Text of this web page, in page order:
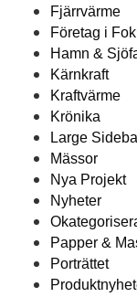
Fjärrvärme
Företag i
Hamn &
Kärnkraft
Kraftvärme
Krönika
Large
Mässor
Nya Projekt
Nyheter
Papper &
Porträttet